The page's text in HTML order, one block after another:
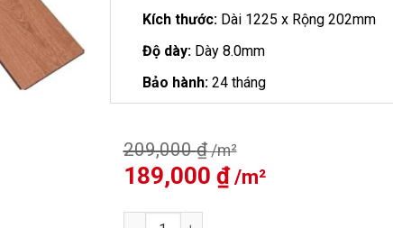
Kích thước:Dài 1225 x Rộng 202mm
Độ dày:Dày 8.0mm
Bảo hành:24 tháng
209,000₫
Giá
gốc
là:
189,000 ₫
Giá
Sàn Gỗ Wilson 8mm W553 số lượng